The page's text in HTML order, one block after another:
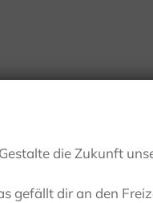
Gestalte die Zukunft
gefällt dir an den